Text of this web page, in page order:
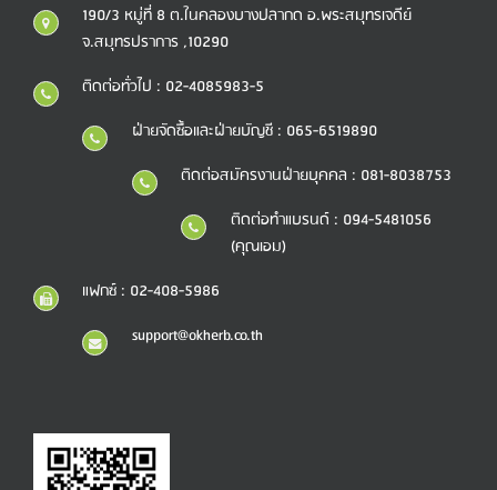
190/3 หมู่ที่ 8 ต.ในคลองบางปลากด อ.พระสมุทรเจดีย์
จ.สมุทรปราการ ,10290
ติดต่อทั่วไป : 02-4085983-5
ฝ่ายจัดซื้อและฝ่ายบัญชี : 065-6519890
ติดต่อสมัครงานฝ่ายบุคคล : 081-8038753
ติดต่อทำแบรนด์ : 094-5481056
(คุณเอม)
แฟกซ์ : 02-408-5986
support@okherb.co.th